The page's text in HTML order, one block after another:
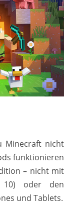
Minecraft nicht
funktionieren
– nicht mit
10) oder den
und Tablets.